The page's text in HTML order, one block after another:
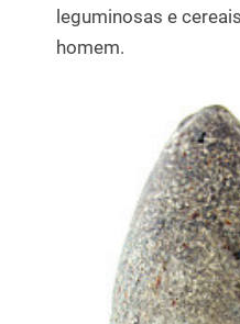
leguminosas e
homem.